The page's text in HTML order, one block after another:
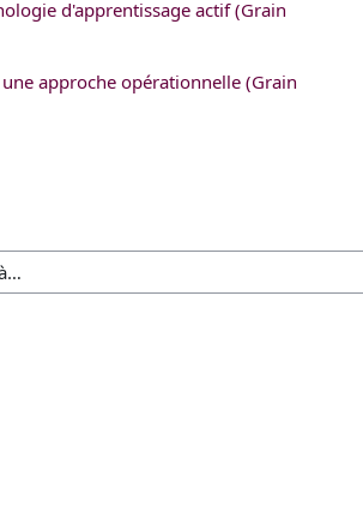
d'apprentissage actif (Grain
approche opérationnelle (Grain